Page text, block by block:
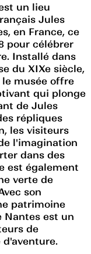
un lieu
Jules
en France, ce
pour célébrer
Installé dans
du XIXe siècle,
musée offre
qui plonge
de Jules
répliques
les visiteurs
l'imagination
dans des
est également
verte de
son
patrimoine
Nantes est un
de